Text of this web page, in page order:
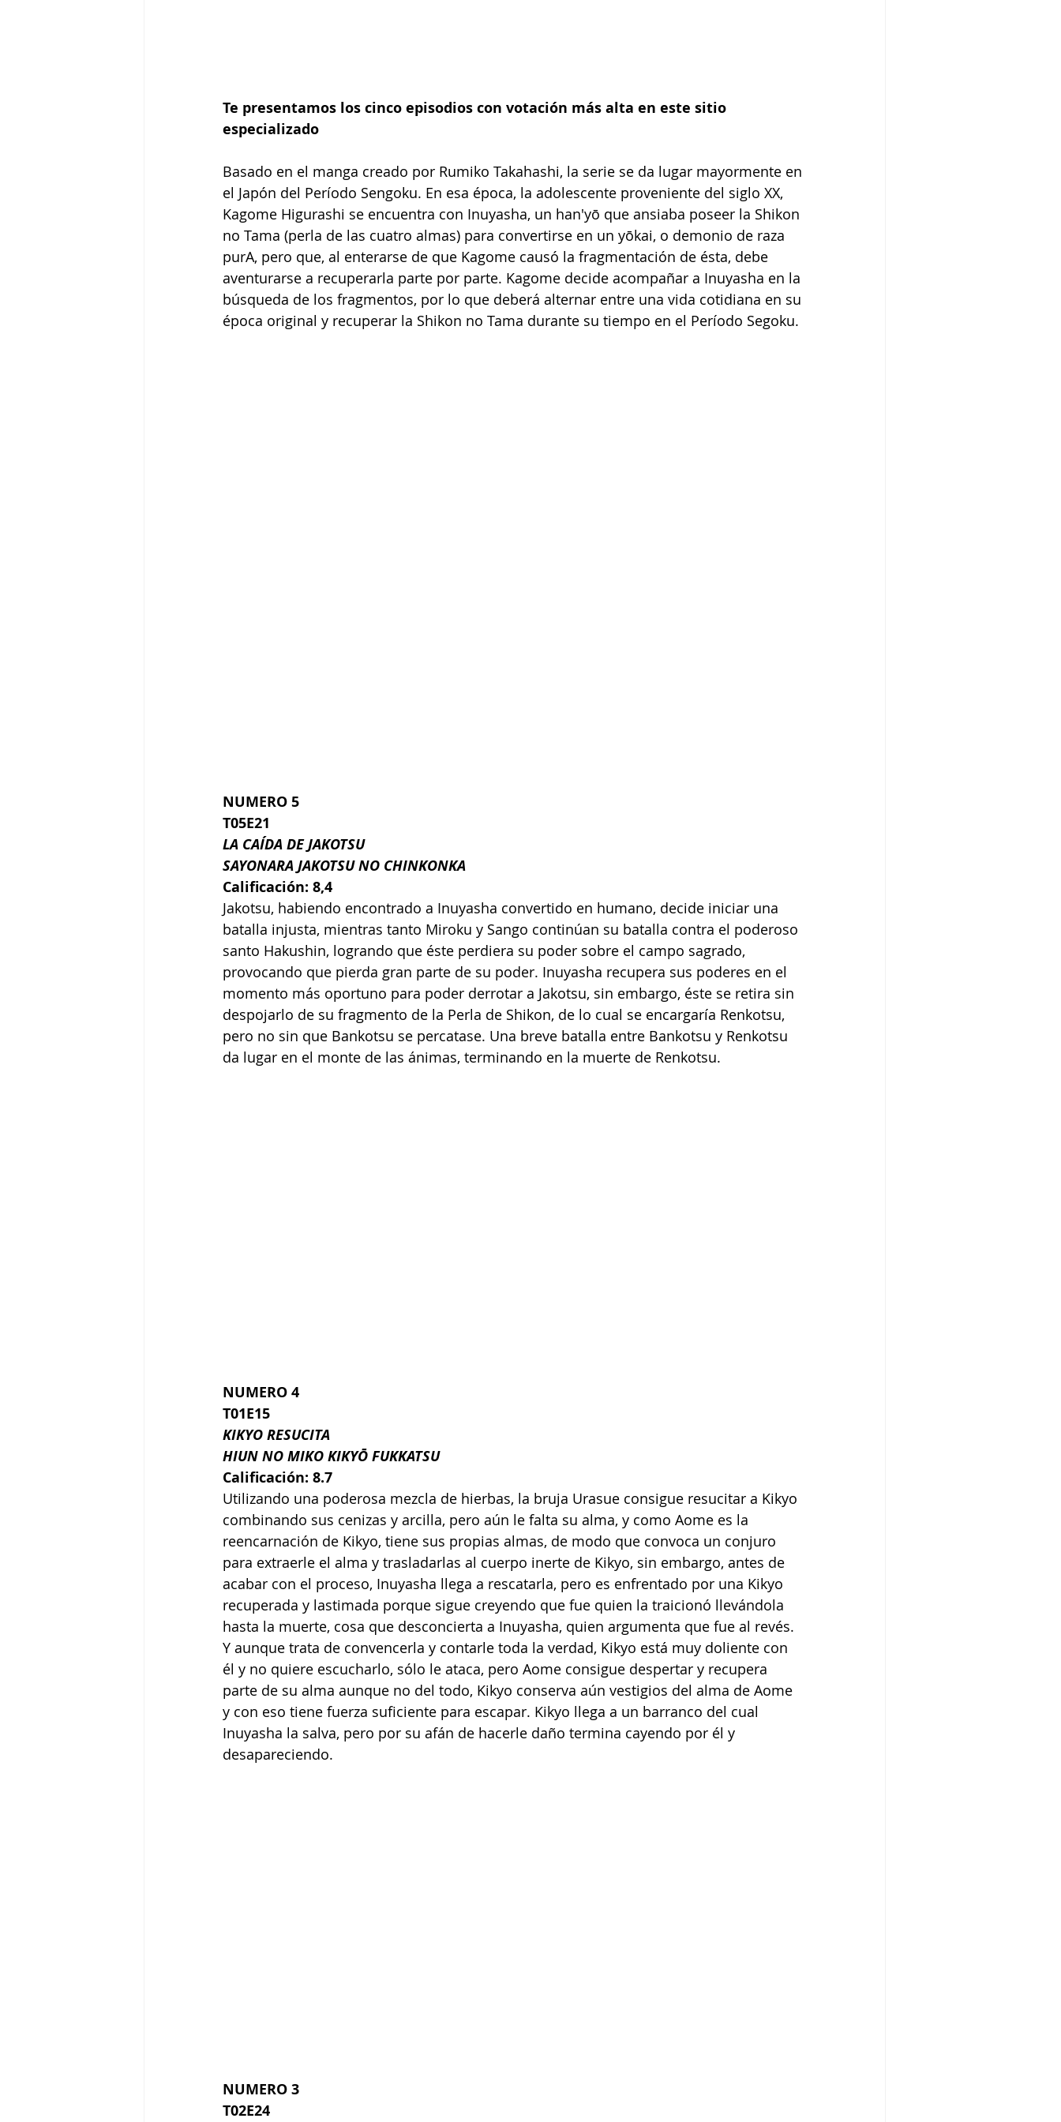
Te presentamos los cinco episodios con votación más alta en este sitio
especializado
Basado en el manga creado por Rumiko Takahashi, la serie se da lugar mayormente en
el Japón del Período Sengoku. En esa época, la adolescente proveniente del siglo XX,
Kagome Higurashi se encuentra con Inuyasha, un han'yō que ansiaba poseer la Shikon
no Tama (perla de las cuatro almas) para convertirse en un yōkai, o demonio de raza
purA, pero que, al enterarse de que Kagome causó la fragmentación de ésta, debe
aventurarse a recuperarla parte por parte. Kagome decide acompañar a Inuyasha en la
búsqueda de los fragmentos, por lo que deberá alternar entre una vida cotidiana en su
época original y recuperar la Shikon no Tama durante su tiempo en el Período Segoku.
NUMERO 5
T05E21
LA CAÍDA DE JAKOTSU
SAYONARA JAKOTSU NO CHINKONKA
Calificación: 8,4
Jakotsu, habiendo encontrado a Inuyasha convertido en humano, decide iniciar una
batalla injusta, mientras tanto Miroku y Sango continúan su batalla contra el poderoso
santo Hakushin, logrando que éste perdiera su poder sobre el campo sagrado,
provocando que pierda gran parte de su poder. Inuyasha recupera sus poderes en el
momento más oportuno para poder derrotar a Jakotsu, sin embargo, éste se retira sin
despojarlo de su fragmento de la Perla de Shikon, de lo cual se encargaría Renkotsu,
pero no sin que Bankotsu se percatase. Una breve batalla entre Bankotsu y Renkotsu
da lugar en el monte de las ánimas, terminando en la muerte de Renkotsu.
NUMERO 4
T01E15
KIKYO RESUCITA
HIUN NO MIKO KIKYŌ FUKKATSU
Calificación: 8.7
Utilizando una poderosa mezcla de hierbas, la bruja Urasue consigue resucitar a Kikyo
combinando sus cenizas y arcilla, pero aún le falta su alma, y como Aome es la
reencarnación de Kikyo, tiene sus propias almas, de modo que convoca un conjuro
para extraerle el alma y trasladarlas al cuerpo inerte de Kikyo, sin embargo, antes de
acabar con el proceso, Inuyasha llega a rescatarla, pero es enfrentado por una Kikyo
recuperada y lastimada porque sigue creyendo que fue quien la traicionó llevándola
hasta la muerte, cosa que desconcierta a Inuyasha, quien argumenta que fue al revés.
Y aunque trata de convencerla y contarle toda la verdad, Kikyo está muy doliente con
él y no quiere escucharlo, sólo le ataca, pero Aome consigue despertar y recupera
parte de su alma aunque no del todo, Kikyo conserva aún vestigios del alma de Aome
y con eso tiene fuerza suficiente para escapar. Kikyo llega a un barranco del cual
Inuyasha la salva, pero por su afán de hacerle daño termina cayendo por él y
desapareciendo.
NUMERO 3
T02E24